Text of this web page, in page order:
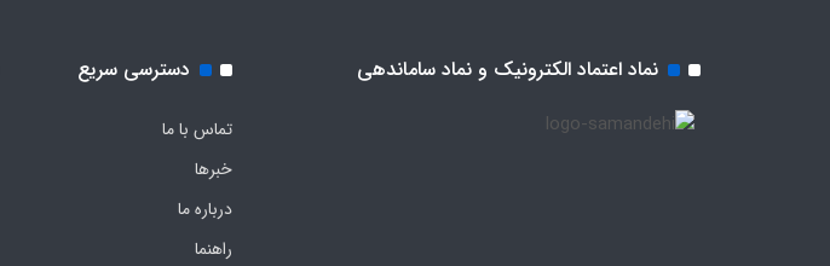
نماد اعتماد الکترونیک و نماد ساماندهی دسترسی سریع
تماس با ما
خبرها
درباره ما
راهنما